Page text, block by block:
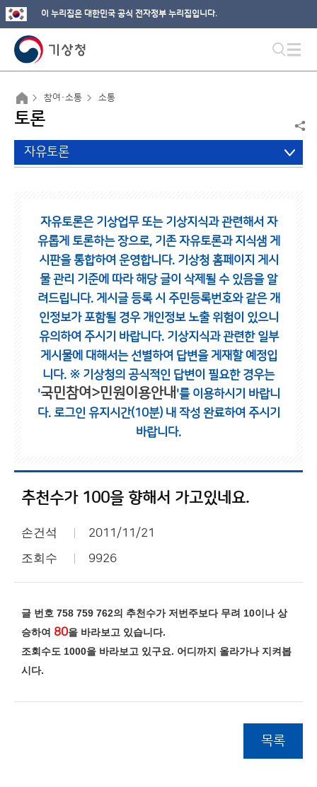
이 누리집은 대한민국 공식 전자정부 누리집입니다.
참여·소통 소통
토론
자유토론
자유토론은 기상업무 또는 기상지식과 관련해서 자
유롭게 토론하는 장으로, 기존 자유토론과 지식샘 게
시판을 통합하여 운영합니다. 기상청 홈페이지 게시
물 관리 기준에 따라 해당 글이 삭제될 수 있음을 알
려드립니다. 게시글 등록 시 주민등록번호와 같은 개
인정보가 포함될 경우 개인정보 노출 위험이 있으니
유의하여 주시기 바랍니다. 기상지식과 관련한 일부
게시물에 대해서는 선별하여 답변을 게재할 예정입
니다. ※ 기상청의 공식적인 답변이 필요한 경우는
'국민참여>민원이용안내 '를 이용하시기 바랍니
다. 로그인 유지시간(10분) 내 작성 완료하여 주시기
바랍니다.
추천수가 100을 향해서 가고있네요.
손건석 2011/11/21
조회수 9926
글 번호 758 759 762의 추천수가 저번주보다 무려 10이나 상
승하여 80을 바라보고 있습니다.
조회수도 1000을 바라보고 있구요. 어디 까지 올라가나 지켜봅
시다.
목록